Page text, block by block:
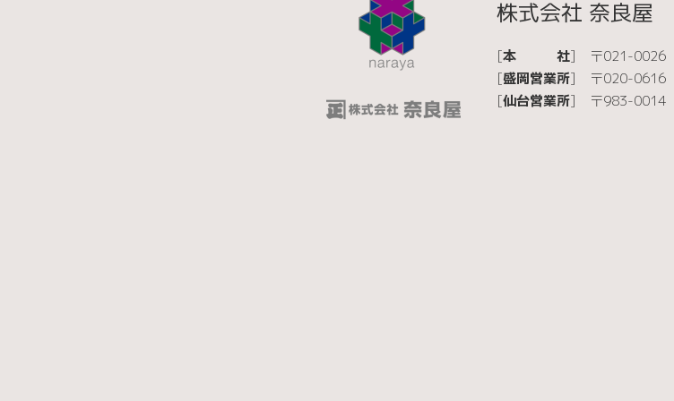
株式会社 奈良屋
[本 社] 〒021-0026
[盛岡営業所] 〒020-0616
[仙台営業所] 〒983-0014